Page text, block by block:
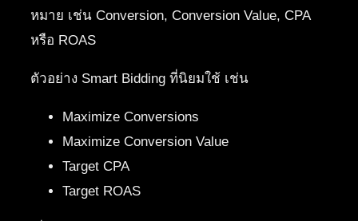
หมาย เช่น Conversion, Conversion Value, CPA
หรือ ROAS
ตัวอย่าง Smart Bidding ที่นิยมใช้ เช่น
Maximize Conversions
Maximize Conversion Value
Target CPA
Target ROAS